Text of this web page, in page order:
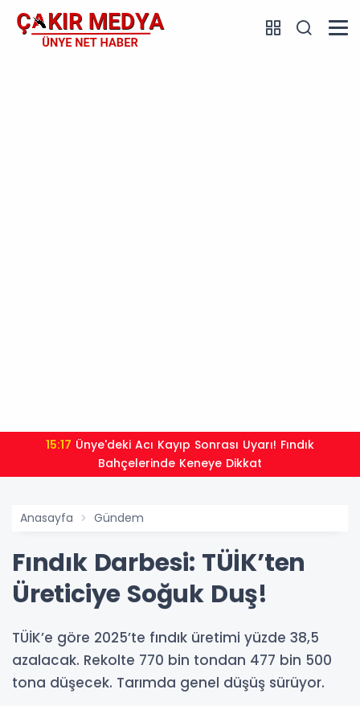
15:17
Bahçelerinde Keneye Dikkat
Anasayfa Gündem
Fındık Darbesi: TÜİK’ten
Üreticiye Soğuk Duş!
TÜİK’e göre 2025’te fındık üretimi yüzde 38,5
azalacak. Rekolte 770 bin tondan 477 bin 500
tona düşecek. Tarımda genel düşüş sürüyor.